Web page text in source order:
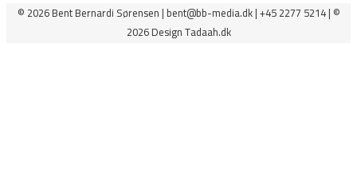
© 2026 Bent Bernardi Sørensen | bent@bb-media.dk | +45 2277 5214 | ©
2026 Design Tadaah.dk